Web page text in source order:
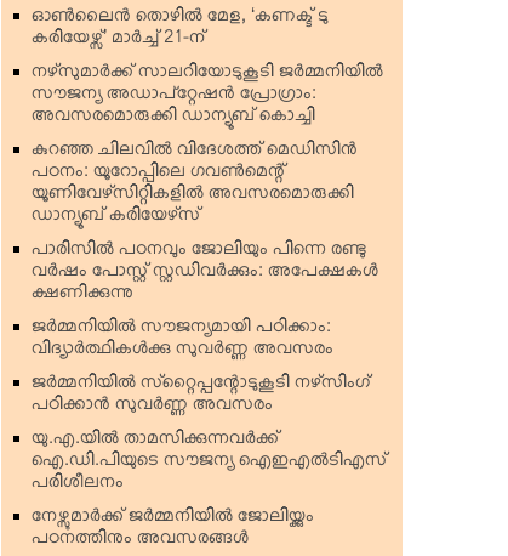
ഓണ്‍ലൈന്‍ തൊഴില്‍ മേള, ‘കണക്ട് ടു
കരിയേഴ്സ്’ മാര്‍ച്ച് 21-ന്
നഴ്‌സുമാര്‍ക്ക് സാലറിയോടുകൂടി ജര്‍മ്മനിയില്‍
സൗജന്യ അഡാപ്റ്റേഷന്‍ പ്രോഗ്രാം:
അവസരമൊരുക്കി ഡാന്യൂബ് കൊച്ചി
കുറഞ്ഞ ചിലവില്‍ വിദേശത്ത് മെഡിസിന്‍
പഠനം: യൂറോപ്പിലെ ഗവണ്‍മെന്റ്
യൂണിവേഴ്‌സിറ്റികളില്‍ അവസരമൊരുക്കി
ഡാന്യൂബ് കരിയേഴ്‌സ്
പാരിസില്‍ പഠനവും ജോലിയും പിന്നെ രണ്ടു
വര്‍ഷം പോസ്റ്റ് സ്റ്റഡിവര്‍ക്കും: അപേക്ഷകള്‍
ക്ഷണിക്കുന്നു
ജര്‍മ്മനിയില്‍ സൗജന്യമായി പഠിക്കാം:
വിദ്യാര്‍ത്ഥികള്‍ക്കു സുവര്‍ണ്ണ അവസരം
ജര്‍മ്മനിയില്‍ സ്‌റ്റൈപ്പന്റോടുകൂടി നഴ്‌സിംഗ്
പഠിക്കാന്‍ സുവര്‍ണ്ണ അവസരം
യു.എ.യില്‍ താമസിക്കുന്നവര്‍ക്ക്
ഐ.ഡി.പിയുടെ സൗജന്യ ഐഇഎല്‍ടിഎസ്
പരിശീലനം
നേഴ്സുമാര്‍ക്ക് ജര്‍മ്മനിയില്‍ ജോലിയ്ക്കും
പഠനത്തിനും അവസരങ്ങള്‍